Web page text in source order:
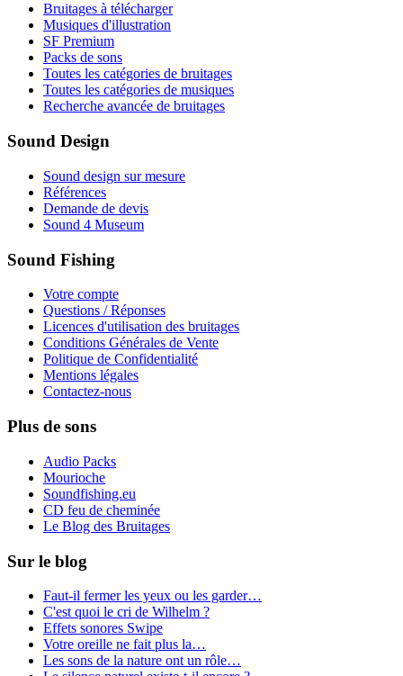
Bruitages à télécharger
Musiques d'illustration
SF Premium
Packs de sons
Toutes les catégories de bruitages
Toutes les catégories de musiques
Recherche avancée de bruitages
Sound Design
Sound design sur mesure
Références
Demande de devis
Sound 4 Museum
Sound Fishing
Votre compte
Questions / Réponses
Licences d'utilisation des bruitages
Conditions Générales de Vente
Politique de Confidentialité
Mentions légales
Contactez-nous
Plus de sons
Audio Packs
Mourioche
Soundfishing.eu
CD feu de cheminée
Le Blog des Bruitages
Sur le blog
Faut-il fermer les yeux ou les garder…
C'est quoi le cri de Wilhelm ?
Effets sonores Swipe
Votre oreille ne fait plus la…
Les sons de la nature ont un rôle…